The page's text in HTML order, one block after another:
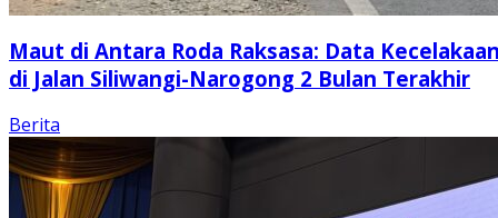
Maut di Antara Roda Raksasa: Data
di Jalan Siliwangi-Narogong 2 Bulan Terakhir
Berita